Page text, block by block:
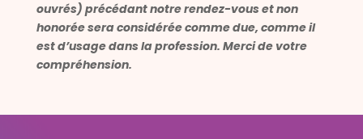
ouvrés) précédant notre rendez-vous et non
honorée sera considérée comme due, comme il
est d’usage dans la profession. Merci de votre
compréhension.